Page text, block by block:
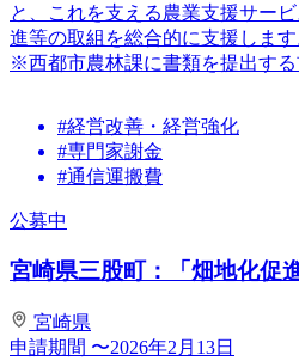
と、これを⽀える農業⽀援サー
進等の取組を総合的に⽀援します
※西都市農林課に書類を提出す
#経営改善・経営強化
#専門家謝金
#通信運搬費
公募中
宮崎県三股町：「畑地化促
宮崎県
申請期間 〜2026年2月13日